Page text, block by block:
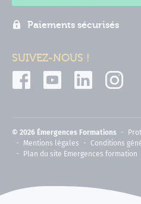
Paiements sécurisés
SUIVEZ-NOUS !
© 2026 Émergences Formations
Mentions légales
Conditions
Plan du site Emergences formation